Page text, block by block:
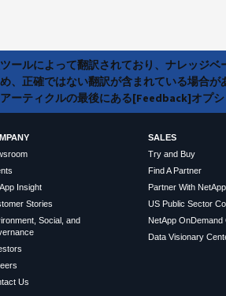
ールによって翻訳されており、ナレッジ
、正確ではない翻訳が含まれている場合
ーティクルの最後にある[Feedback]オプシ
Insight
Stories
Social, and
Us
SALES
Try and Buy
Find A Partner
Partner With NetApp
US Public Sector
NetApp OnDemand
Data Visionary